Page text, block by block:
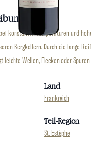
konstanten Temperaturen und
Bergkellern. Durch die lange
leichte Wellen, Flecken oder Spuren
Land
Frankreich
Teil-Region
St. Estèphe